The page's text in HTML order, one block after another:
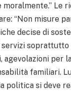
moralmente.” Le
“Non misure
decise di
soprattutto
per
familiari.
politica si deve